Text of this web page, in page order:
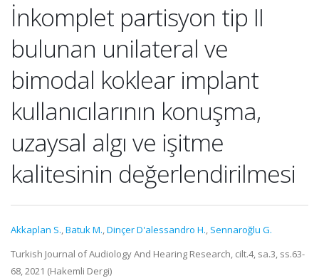
İnkomplet partisyon tip II
bulunan unilateral ve
bimodal koklear implant
kullanıcılarının konuşma,
uzaysal algı ve işitme
kalitesinin değerlendirilmesi
Akkaplan S.,Batuk M.,Dinçer D'alessandro H., Sennaroğlu G.
Turkish Journal of Audiology And Hearing Research, cilt.4, sa.3, ss.63-
68, 2021 (Hakemli Dergi)